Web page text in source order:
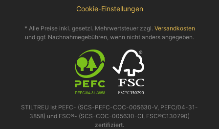
Cookie-Einstellungen
* Alle Preise inkl. gesetzl. Mehrwertsteuer zzgl. Versandkosten
und ggf. Nachnahmegebühren, wenn nicht anders angegeben.
STILTREU ist PEFC- (SCS-PEFC-COC-005630-V, PEFC/04-31-
3858) und FSC®- (SCS-COC-005630-CI, FSC®C130790)
zertifiziert.